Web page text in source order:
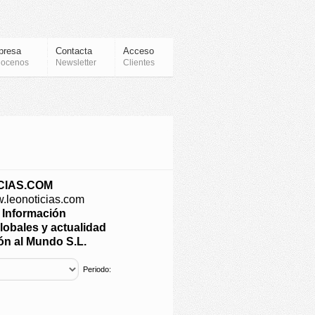
Contacta
Newsletter
Acceso
Clientes
y actualidad
al Mundo S.L.
Periodo: